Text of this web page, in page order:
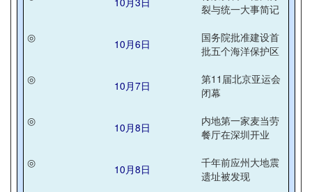
裂与统一大事简记
◎
10月6日
国务院批准建设首
批五个海洋保护区
◎
10月7日
第11届北京亚运会
闭幕
◎
10月8日
内地第一家麦当劳
餐厅在深圳开业
◎
10月8日
千年前应州大地震
遗址被发现